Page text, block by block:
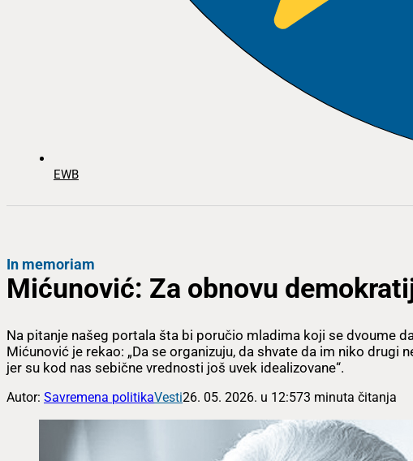
EWB
In memoriam
Mićunović: Za obnovu
Na pitanje našeg portala šta bi poručio mladima koji se dvoume
Mićunović je rekao: „Da se organizuju, da shvate da im niko drugi
jer su kod nas sebične vrednosti još uvek idealizovane“.
Autor: Savremena politikaVesti26. 05. 2026. u 12:573 minuta čitanja